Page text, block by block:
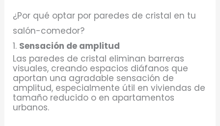
¿Por qué optar por paredes de cristal en tu
salón-comedor?
1. Sensación de amplitud
Las paredes de cristal eliminan barreras
visuales, creando espacios diáfanos que
aportan una agradable sensación de
amplitud, especialmente útil en viviendas de
tamaño reducido o en apartamentos
urbanos.